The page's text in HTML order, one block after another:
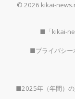
© 2026 kikai-
■「kikai-
■プライバシー
■2025年（年間）の